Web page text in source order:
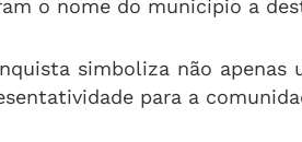
o nome do município a
simboliza não
para a